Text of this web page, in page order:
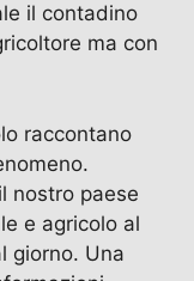
il contadino
ma con
raccontano
nostro paese
e agricolo al
giorno. Una